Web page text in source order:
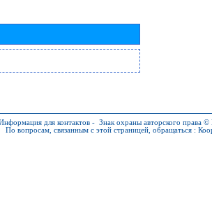
для контактов - Знак охраны авторского права
По вопросам, связанным с этой страницей, обращаться :